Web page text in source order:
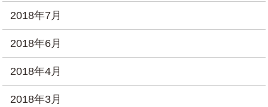
2018年7月
2018年6月
2018年4月
2018年3月